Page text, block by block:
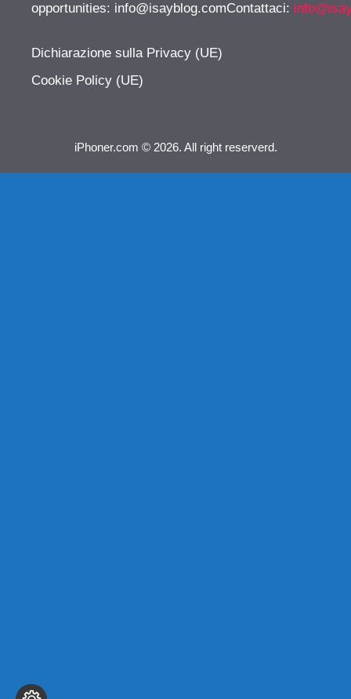
opportunities: info@isayblog.comContattaci:
Dichiarazione sulla Privacy (UE)
Cookie Policy (UE)
iPhoner.com © 2026. All right reserverd.